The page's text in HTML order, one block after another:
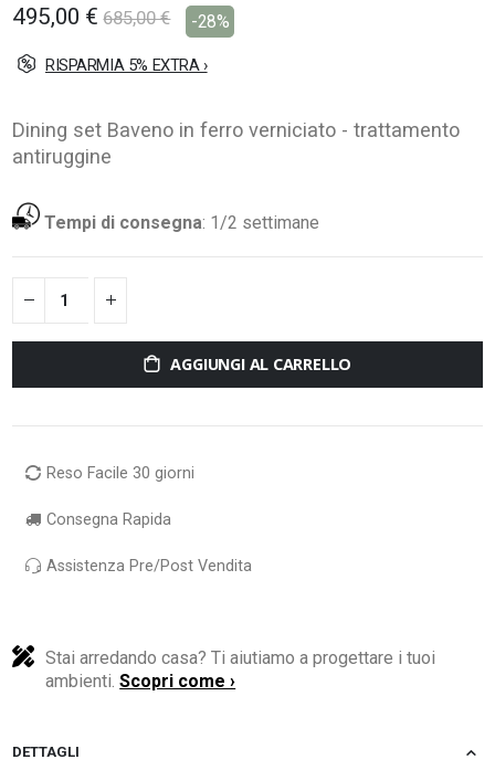
495,00 € 685,00 € -28%
RISPARMIA 5% EXTRA ›
Dining set Baveno in ferro verniciato - trattamento
antiruggine
Tempi di consegna: 1/2 settimane
AGGIUNGI AL CARRELLO
Reso Facile 30 giorni
Consegna Rapida
Assistenza Pre/Post Vendita
Stai arredando casa? Ti aiutiamo a progettare i tuoi
ambienti.Scopri come ›
DETTAGLI